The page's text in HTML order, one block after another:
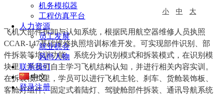
机务模拟器
工程仿真平台
人力资源
员工发展
就业机会
风尚人物
联系我们
中文
登录注册
小 中 大
飞机大部件拆卸与认知系统，根据民用航空器维修人员执照
CCAR-147基础维修执照培训标准开发。可实现部件识别、部
件拆装等培训功能。系统分为识别模式和拆装模式，在识别模
块里，学员可自主学习飞机结构认知，并进行相关内容实训。
在拆装模式里，学员可以进行飞机主轮、刹车、货舱装饰板、
客舱灯组件、固定式着陆灯、驾驶舱部件拆装、通讯导航系统